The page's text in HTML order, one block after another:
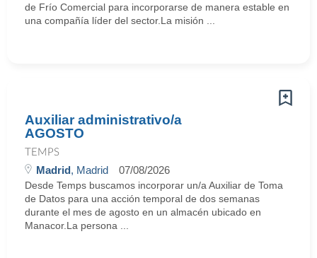
de Frío Comercial para incorporarse de manera estable en
una compañía líder del sector.La misión ...
Auxiliar administrativo/a
AGOSTO
TEMPS
Madrid, Madrid 07/08/2026
Desde Temps buscamos incorporar un/a Auxiliar de Toma
de Datos para una acción temporal de dos semanas
durante el mes de agosto en un almacén ubicado en
Manacor.La persona ...